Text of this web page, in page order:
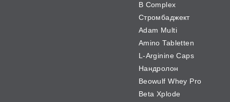
B Complex
Стромбаджект
Adam Multi
Amino Tabletten
L-Arginine Caps
Нандролон
Beowulf Whey Pro
Beta Xplode